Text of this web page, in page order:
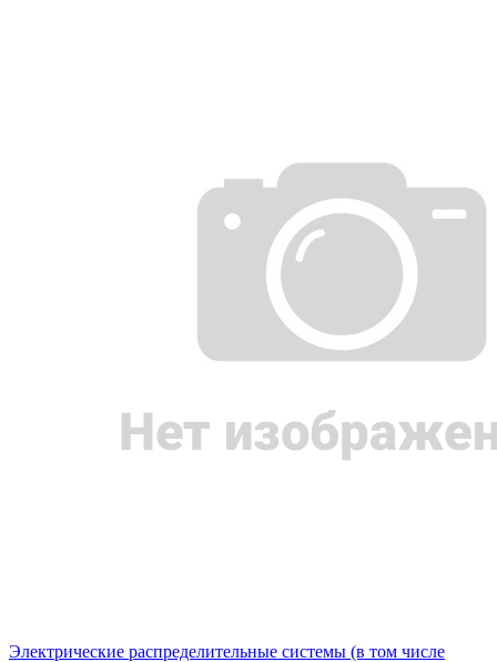
Электрические распределительные системы (в том числе